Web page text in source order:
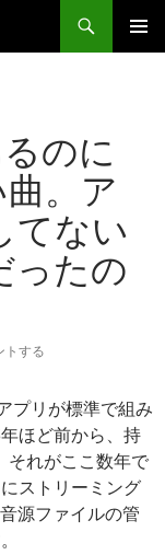
のに
。ア
てない
ったの
トする
プリが標準で組み
ほど前から、持
それがここ数年で
ストリーミング
源ファイルの管